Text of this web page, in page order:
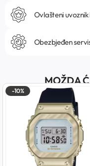
Ovlašteni
Obezbjeđen
MOŽDA
-10%